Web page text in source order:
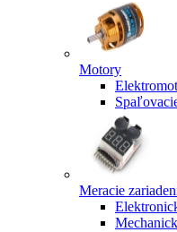
Motory
Meracie